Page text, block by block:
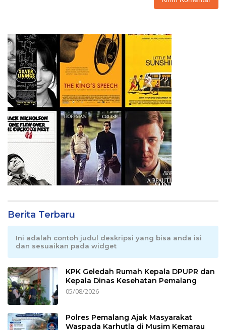
Berita Terbaru
Ini adalah contoh judul deskripsi yang bisa anda isi
dan sesuaikan pada widget
KPK Geledah Rumah Kepala DPUPR dan
Kepala Dinas Kesehatan Pemalang
05/08/2026
Polres Pemalang Ajak Masyarakat
Waspada Karhutla di Musim Kemarau